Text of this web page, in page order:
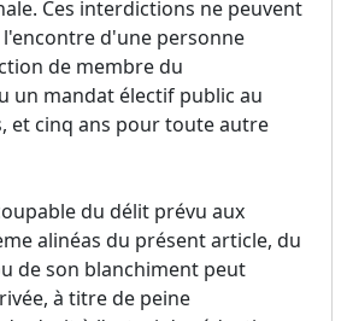
Ces interdictions ne peuvent
l'encontre d'une personne
de membre du
un mandat électif public au
et cinq ans pour toute autre
du délit prévu aux
alinéas du présent article, du
de son blanchiment peut
à titre de peine